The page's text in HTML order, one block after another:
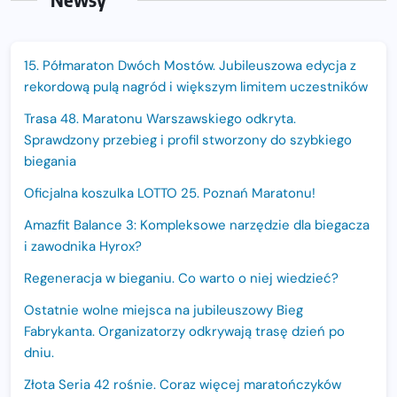
15. Półmaraton Dwóch Mostów. Jubileuszowa edycja z
rekordową pulą nagród i większym limitem uczestników
Trasa 48. Maratonu Warszawskiego odkryta.
Sprawdzony przebieg i profil stworzony do szybkiego
biegania
Oficjalna koszulka LOTTO 25. Poznań Maratonu!
Amazfit Balance 3: Kompleksowe narzędzie dla biegacza
i zawodnika Hyrox?
Regeneracja w bieganiu. Co warto o niej wiedzieć?
Ostatnie wolne miejsca na jubileuszowy Bieg
Fabrykanta. Organizatorzy odkrywają trasę dzień po
dniu.
Złota Seria 42 rośnie. Coraz więcej maratończyków